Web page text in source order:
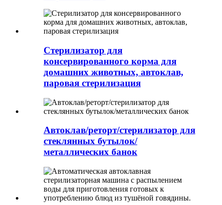
Стерилизатор для
консервированного корма для
домашних животных, автоклав,
паровая стерилизация
Автоклав/реторт/стерилизатор для
стеклянных бутылок/
металлических банок